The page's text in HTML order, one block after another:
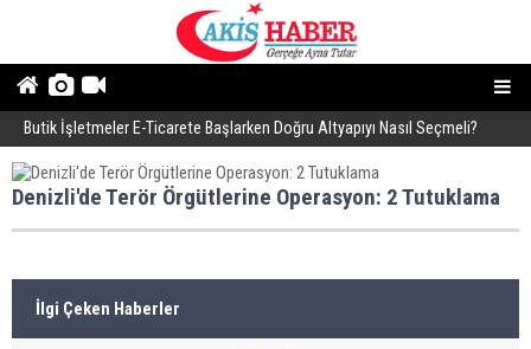
Butik İşletmeler E-Ticarete Başlarken Doğru Altyapıyı Nasıl Seçmeli?
Denizli'de Terör Örgütlerine Operasyon: 2 Tutuklama
İlgi Çeken Haberler